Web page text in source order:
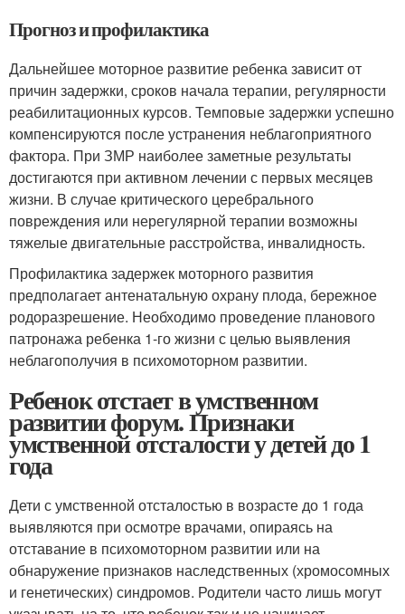
Прогноз и профилактика
Дальнейшее моторное развитие ребенка зависит от
причин задержки, сроков начала терапии, регулярности
реабилитационных курсов. Темповые задержки успешно
компенсируются после устранения неблагоприятного
фактора. При ЗМР наиболее заметные результаты
достигаются при активном лечении с первых месяцев
жизни. В случае критического церебрального
повреждения или нерегулярной терапии возможны
тяжелые двигательные расстройства, инвалидность.
Профилактика задержек моторного развития
предполагает антенатальную охрану плода, бережное
родоразрешение. Необходимо проведение планового
патронажа ребенка 1-го жизни с целью выявления
неблагополучия в психомоторном развитии.
Ребенок отстает в умственном
развитии форум. Признаки
умственной отсталости у детей до 1
года
Дети с умственной отсталостью в возрасте до 1 года
выявляются при осмотре врачами, опираясь на
отставание в психомоторном развитии или на
обнаружение признаков наследственных (хромосомных
и генетических) синдромов. Родители часто лишь могут